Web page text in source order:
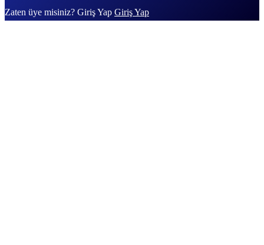
Zaten üye misiniz? Giriş Yap Giriş Yap